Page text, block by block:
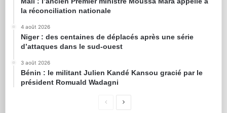
la réconciliation nationale
4 août 2026
Niger : des centaines de déplacés après une série
d’attaques dans le sud-ouest
3 août 2026
Bénin : le militant Julien Kandé Kansou gracié par le
président Romuald Wadagni